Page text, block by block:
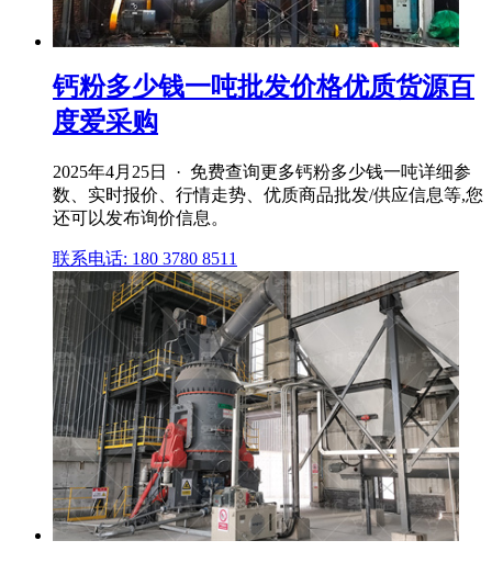
钙粉多少钱一吨批发价格优质货源百
度爱采购
2025年4月25日 · 免费查询更多钙粉多少钱一吨详细参
数、实时报价、行情走势、优质商品批发/供应信息等,您
还可以发布询价信息。
联系电话: 180 3780 8511